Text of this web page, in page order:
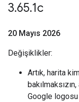
3.65.1c
20 Mayıs 2026
Değişiklikler:
Artık, harita
Google